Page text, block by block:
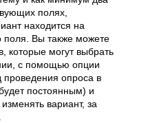
полях,
находится на
поля. Вы также можете
которые могут выбрать
с помощью опции
проведения опроса в
постоянным) и
вариант, за